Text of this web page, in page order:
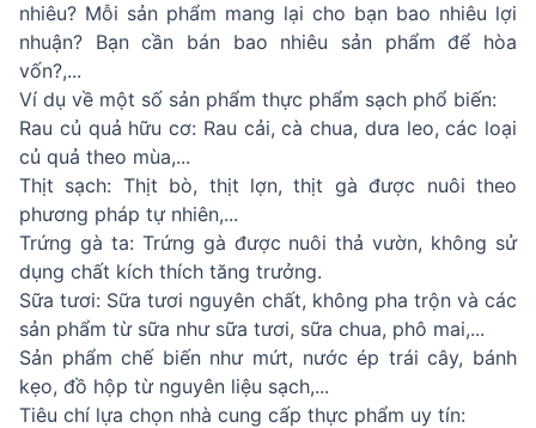
nhiêu? Mỗi sản phẩm mang lại cho bạn bao nhiêu lợi
nhuận? Bạn cần bán bao nhiêu sản phẩm để hòa
vốn?,...
Ví dụ về một số sản phẩm thực phẩm sạch phổ biến:
Rau củ quả hữu cơ: Rau cải, cà chua, dưa leo, các loại
củ quả theo mùa,...
Thịt sạch: Thịt bò, thịt lợn, thịt gà được nuôi theo
phương pháp tự nhiên,...
Trứng gà ta: Trứng gà được nuôi thả vườn, không sử
dụng chất kích thích tăng trưởng.
Sữa tươi: Sữa tươi nguyên chất, không pha trộn và các
sản phẩm từ sữa như sữa tươi, sữa chua, phô mai,...
Sản phẩm chế biến như mứt, nước ép trái cây, bánh
kẹo, đồ hộp từ nguyên liệu sạch,...
Tiêu chí lựa chọn nhà cung cấp thực phẩm uy tín: